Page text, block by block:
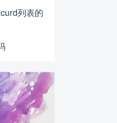
列表的